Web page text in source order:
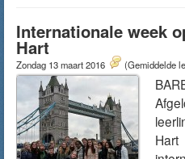
Internationale week
Hart
Zondag 13 maart 2016 (Gemiddelde